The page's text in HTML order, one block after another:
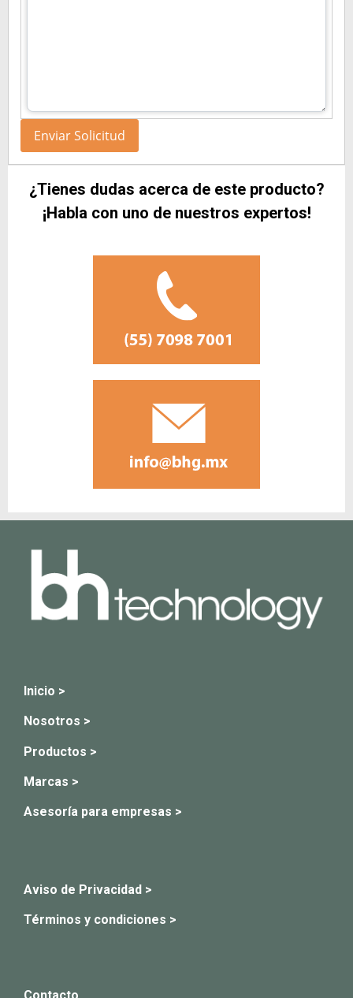
¿Tienes dudas acerca de este producto?
¡Habla con uno de nuestros expertos!
Inicio >
Nosotros >
Productos >
Marcas >
Asesoría para empresas >
Aviso de Privacidad >
Términos y condiciones >
Contacto